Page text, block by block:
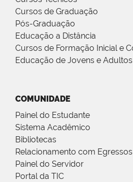
Cursos de Graduação
Pós-Graduação
Educação a Distância
Cursos de Formação Inicial e
Educação de Jovens e Adultos
COMUNIDADE
Painel do Estudante
Sistema Acadêmico
Bibliotecas
Relacionamento com Egressos
Painel do Servidor
Portal da TIC